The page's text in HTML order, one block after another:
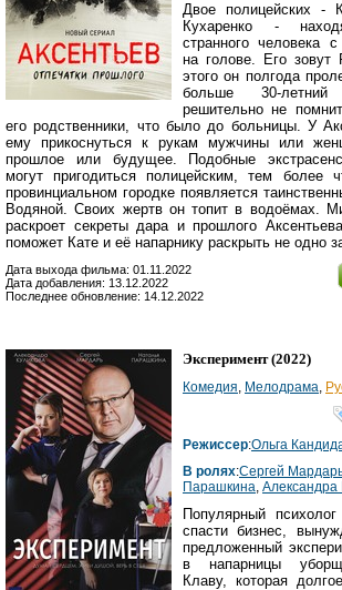
Двое полицейских -
Кухаренко -
странного человека
на голове. Его зовут
этого он полгода
больше 30-
решительно не
его родственники, что было до больницы. У
ему прикоснуться к рукам мужчины или
прошлое или будущее. Подобные
могут пригодиться полицейским, тем более
провинциальном городке появляется
Водяной. Своих жертв он топит в водоёмах.
раскроет секреты дара и прошлого
поможет Кате и её напарнику раскрыть не одно
Дата выхода фильма: 01.11.2022
Дата добавления: 13.12.2022
Последнее обновление: 14.12.2022
Эксперимент(2022)
Комедия, Мелодрама,
Режиссер:Ольга
В ролях:Сергей
Парашкина, Александра
Популярный
спасти бизнес,
предложенный
в напарницы
Клаву, которая